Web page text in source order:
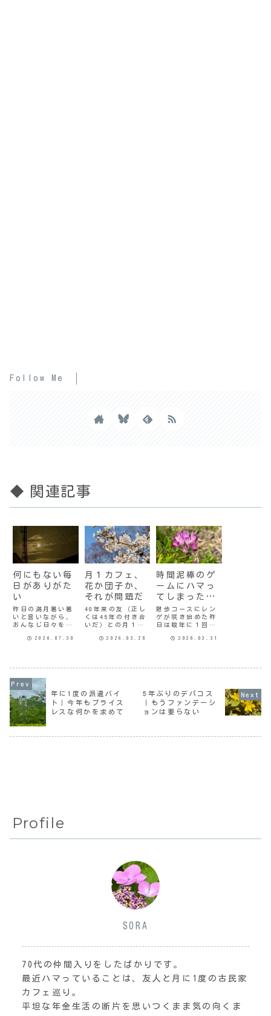
Follow Me
◆ 関連記事
何にもない毎
日がありがた
い
昨日の満月暑い暑
いと言いながら、
おんなじ日々を繰
に7月ももう終わり
に入れて、エアコ
ンの効いた部屋に
いられるのが一瞬
にして当たり前で
はなくなる。そん
な現実が身に
染...
2026.07.30
月１カフェ、
花か団子か、
それが問題だ
40年来の友（正し
くは45年の付き合
いだ）との月１回
ちょうど桜の季節
って、そこがどれ
くらい咲いてるか
はわからない。全
2026.03.28
時間泥棒のゲ
ームにハマっ
てしまった｜
ま、いいか
散歩コースにレン
ゲが咲き始めた昨
日は数年に１回あ
ム沼にハマってし
イド」だったかを
やったことはあ
る。彼らが大人に
2026.03.31
年に1度の派遣バイ
ト｜今年もプライス
レスな何かを求めて
5年ぶりのデパコス
｜もうファンデーシ
ョンは要らない
Profile
SORA
70代の仲間入りをしたばかりです。
最近ハマっていることは、友人と月に1度の古民家
カフェ巡り。
平坦な年金生活の断片を思いつくまま気の向くま